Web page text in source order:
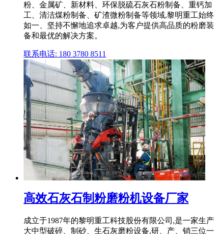
粉、金属矿、新材料、环保脱硫石灰石粉制备、重钙加
工、清洁煤粉制备、矿渣微粉制备等领域,黎明重工始终
如一、坚持不懈地追求卓越,为客户提供高品质的粉磨装
备和最优的解决方案。
联系电话: 180 3780 8511
高效石灰石制粉磨粉机设备厂家
成立于1987年的黎明重工科技股份有限公司,是一家生产
大中型破碎、制砂、生石灰磨粉设备,研、产、销三位一